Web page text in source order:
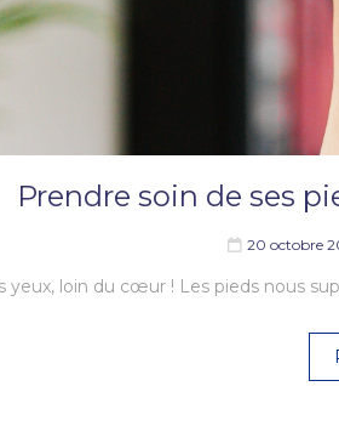
Prendre soin de ses
20 octobre
yeux, loin du cœur ! Les pieds nous